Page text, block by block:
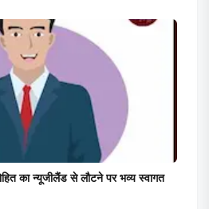
का न्यूजीलैंड से लौटने पर भव्य स्वागत